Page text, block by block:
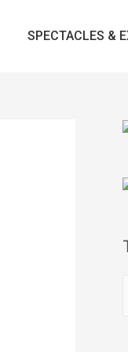
SPECTACLES &